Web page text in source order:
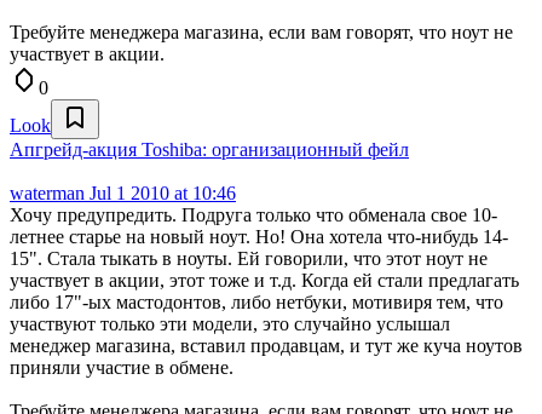
Требуйте менеджера магазина, если вам говорят, что ноут не
участвует в акции.
0
Look
Апгрейд-акция Toshiba: организационный фейл
waterman Jul 1 2010 at 10:46
Хочу предупредить. Подруга только что обменала свое 10-
летнее старье на новый ноут. Но! Она хотела что-нибудь 14-
15". Стала тыкать в ноуты. Ей говорили, что этот ноут не
участвует в акции, этот тоже и т.д. Когда ей стали предлагать
либо 17"-ых мастодонтов, либо нетбуки, мотивиря тем, что
участвуют только эти модели, это случайно услышал
менеджер магазина, вставил продавцам, и тут же куча ноутов
приняли участие в обмене.